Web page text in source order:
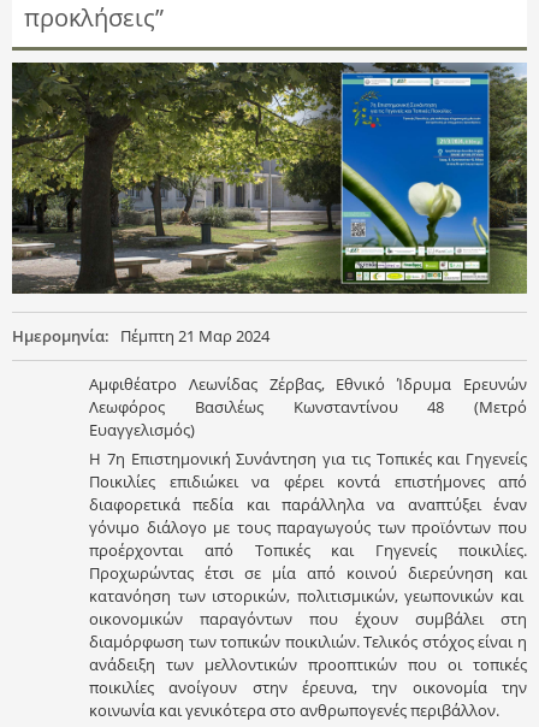
προκλήσεις”
Ημερομηνία: Πέμπτη 21 Μαρ 2024
Αμφιθέατρο Λεωνίδας Ζέρβας, Εθνικό Ίδρυμα Ερευνών
Λεωφόρος Βασιλέως Κωνσταντίνου 48 (Μετρό
Ευαγγελισμός)
Η 7η Επιστημονική Συνάντηση για τις Τοπικές και Γηγενείς
Ποικιλίες επιδιώκει να φέρει κοντά επιστήμονες από
διαφορετικά πεδία και παράλληλα να αναπτύξει έναν
γόνιμο διάλογο με τους παραγωγούς των προϊόντων που
προέρχονται από Τοπικές και Γηγενείς ποικιλίες.
Προχωρώντας έτσι σε μία από κοινού διερεύνηση και
κατανόηση των ιστορικών, πολιτισμικών, γεωπονικών και
οικονομικών παραγόντων που έχουν συμβάλει στη
διαμόρφωση των τοπικών ποικιλιών. Τελικός στόχος είναι η
ανάδειξη των μελλοντικών προοπτικών που οι τοπικές
ποικιλίες ανοίγουν στην έρευνα, την οικονομία την
κοινωνία και γενικότερα στο ανθρωπογενές περιβάλλον.